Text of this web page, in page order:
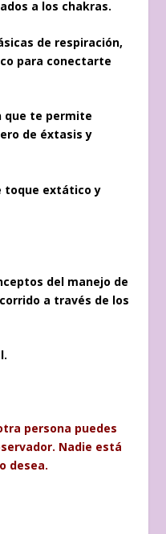
a los chakras.
de respiración,
para conectarte
que te permite
de éxtasis y
toque extático y
del manejo de
a través de los
persona puedes
Nadie está
desea.